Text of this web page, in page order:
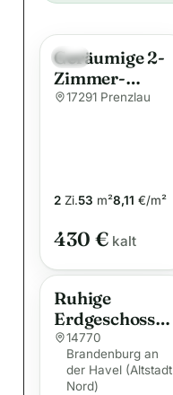
Neu
Geräumige 2-
Zimmer-
Wohnung in
17291 Prenzlau
2 Zi.53 m²8,11 €/m²
430 € kalt
Ruhige
Erdgeschoss
Wohnung auf
dem
Klingenberg
14770
Brandenburg an
der Havel (Altstadt
Nord)